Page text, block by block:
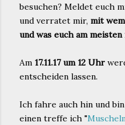
besuchen? Meldet euch
und verratet mir, mit
und was euch am
Am 17.11.17 um 12 Uhr
entscheiden lassen.
Ich fahre auch hin und
einen treffe ich "